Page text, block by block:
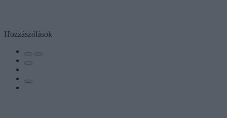
Hozzászólások